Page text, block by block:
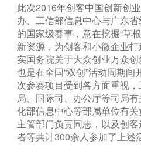
此次2016年创客中国创新创
办、工信部信息中心与广东
的国家级赛事，意在挖掘“草
新资源，为创客和小微企业
实国务院关于大众创业万众
也是在全国“双创”活动周期
次参赛项目受到各方面重视
局、国际司、办公厅等司局
化部信息中心等部属单位有
主管部门负责同志，以及创
者等共计300余人参加了上述